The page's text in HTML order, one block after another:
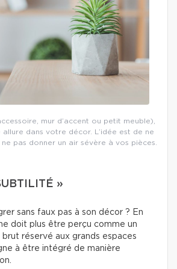
mur d’accent ou petit meuble),
allure dans votre décor. L’idée est de ne
pas donner un air sévère à vos pièces.
»
sans faux pas à son décor ? En
doit plus être perçu comme un
réservé aux grands espaces
à être intégré de manière